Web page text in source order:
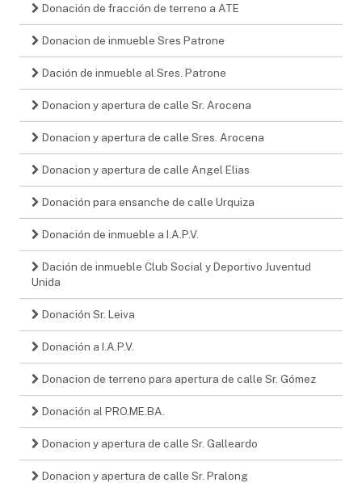
Donación de fracción de terreno a ATE
Donacion de inmueble Sres Patrone
Dación de inmueble al Sres. Patrone
Donacion y apertura de calle Sr. Arocena
Donacion y apertura de calle Sres. Arocena
Donacion y apertura de calle Angel Elias
Donación para ensanche de calle Urquiza
Donación de inmueble a I.A.P.V.
Dación de inmueble Club Social y Deportivo Juventud
Unida
Donación Sr. Leiva
Donación a I.A.P.V.
Donacion de terreno para apertura de calle Sr. Gómez
Donación al PRO.ME.BA.
Donacion y apertura de calle Sr. Galleardo
Donacion y apertura de calle Sr. Pralong